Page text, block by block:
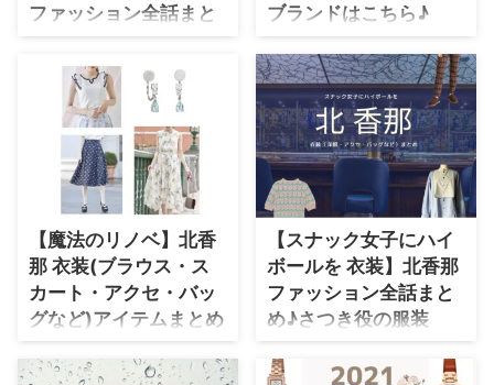
・清原果耶
森七菜
吉川愛
見上愛
出口夏希
・田辺桃子
・滝沢カレン
・トリンドル玲奈
・
・ 芳根京子
ファッション全話まと
め！洋服 バッグ アクセ
などの衣装協力ブラン
ドは？
【替え玉ブラヴォー！】北香那さ
ん（ちもとかりな役）の衣装・服
装（服･バッグ･アクセ・靴など）
やドラマファッションのコーデを
着用シーン別・コーデ別に紹介♪
ブランドはこちら♪
門倉結月 役を演じる 北香那（き
た かな）さんが【隕石家族】で
着用している衣装(服)・ファッシ
ョン情報をチェック♪ #隕石家族
インパクト特大のポスターが完成
❗️ ご覧いただけましたでしょうか
👀 ポスター制作秘話✨&門倉家の
撮影裏話を大公開😆
❗️https://t.co/XOD1RA6Mrk#オト
ナの土ドラ
pic.twitter.com/1Rk1vOwI1X —
【公式】オトナの土ドラ「隕石家
族 ...
【魔法のリノベ】北香
那 衣装(ブラウス・ス
カート・アクセ・バッ
グなど)アイテムまとめ
♪(まほリノ)
【魔法のリノベ(まほリノ)】北香
【スナック女子にハイ
ボールを 衣装】北香那
ファッション全話まと
め♪さつき役の服装
（洋服・バッグ・アク
セなど）衣装協力ブラ